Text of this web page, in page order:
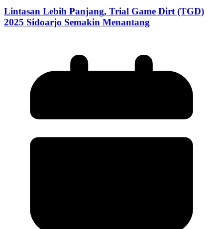
Lintasan Lebih Panjang, Trial Game Dirt (TGD)
2025 Sidoarjo Semakin Menantang